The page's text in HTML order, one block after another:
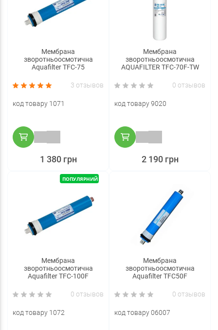
Мембрана
зворотньоосмотична
Aquafilter TFC-75
3 отзывов
код товару 1071
1 380 грн
Мембрана
зворотньоосмотична
AQUAFILTER TFC-70F-TW
0 отзывов
код товару 9020
2 190 грн
ПОПУЛЯРНИЙ
Мембрана
зворотньоосмотична
Aquafilter TFC-100F
0 отзывов
код товару 1072
Мембрана
зворотньоосмотична
Aquafilter TFC50F
0 отзывов
код товару 06007